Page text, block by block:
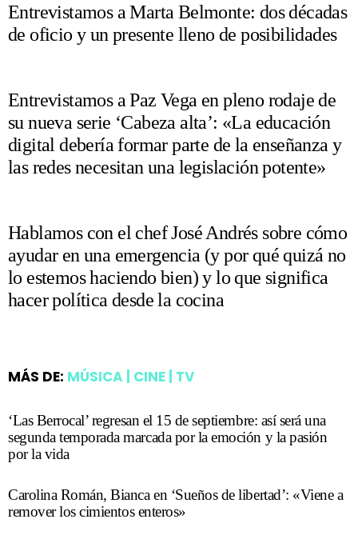
Entrevistamos a Marta Belmonte: dos décadas
de oficio y un presente lleno de posibilidades
Entrevistamos a Paz Vega en pleno rodaje de
su nueva serie ‘Cabeza alta’: «La educación
digital debería formar parte de la enseñanza y
las redes necesitan una legislación potente»
Hablamos con el chef José Andrés sobre cómo
ayudar en una emergencia (y por qué quizá no
lo estemos haciendo bien) y lo que significa
hacer política desde la cocina
MÁS DE: MÚSICA | CINE | TV
‘Las Berrocal’ regresan el 15 de septiembre: así será una
segunda temporada marcada por la emoción y la pasión
por la vida
Carolina Román, Bianca en ‘Sueños de libertad’: «Viene a
remover los cimientos enteros»